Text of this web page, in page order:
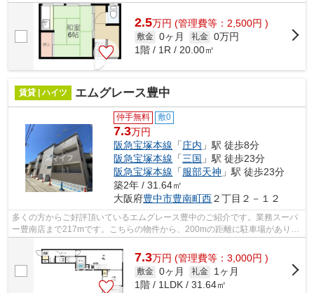
用可能な物件です。当社スタッフが地域...
2.5万円 (管理費等：2,500円 )
敷金 0ヶ月 礼金 0万円
1階 / 1R / 20.00㎡
賃貸 | ハイツ エムグレース豊中
仲手無料 敷0
7.3万円
阪急宝塚本線 「庄内 」駅 徒歩8分
阪急宝塚本線 「三国 」駅 徒歩23分
阪急宝塚本線 「服部天神 」駅 徒歩23分
築2年 / 31.64㎡
大阪府豊中市豊南町西２丁目２－１２
多くの方からご好評頂いているエムグレース豊中のご紹介です。業務スーパ
ー豊南店まで217mです。こちらの物件から、200mの距離に駐車場がありま
す。2駅利用可能の物件です。当社スタッ...
7.3万円 (管理費等：3,000円 )
敷金 0ヶ月 礼金
1ヶ月
1階 / 1LDK / 31.64㎡